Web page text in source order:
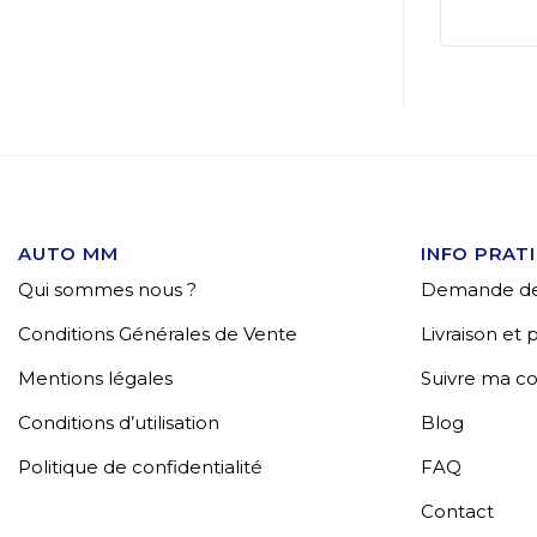
AUTO MM
Qui sommes nous ?
Conditions Générales de Vente
Mentions légales
Conditions d’utilisation
Politique de confidentialité
INFO
Demande
Livraison et
Suivre ma
Blog
FAQ
Contact